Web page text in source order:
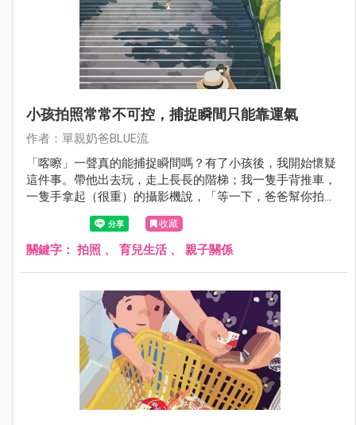
小孩拍照常常不可控，捕捉瞬間只能靠運氣
作者：單親奶爸BLUE流
「喀嚓」一聲真的能捕捉瞬間嗎？有了小孩後，我開始懷疑
這件事。帶他出去玩，走上長長的階梯；我一隻手背推車，
一隻手拿起（很重）的攝影機說，「等一下，爸爸幫你拍張
照。」結果他約莫轉頭0.5秒，就回頭衝上階梯最高處。我看
著模糊的照片，心想小孩真的是風的孩子。
收藏
關鍵字： 拍照 、 育兒生活、 親子關係